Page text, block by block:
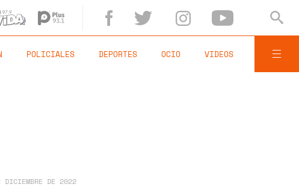
POLICIALES DEPORTES OCIO VIDEOS
DICIEMBRE DE 2022